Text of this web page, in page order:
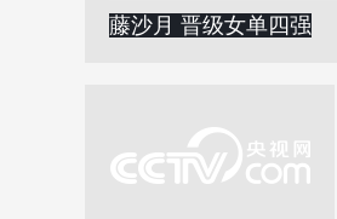
藤沙月 晋级女单四强